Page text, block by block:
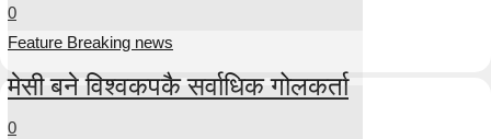
0
Feature Breaking news
मेसी बने विश्वकपकै सर्वाधिक गोलकर्ता
0